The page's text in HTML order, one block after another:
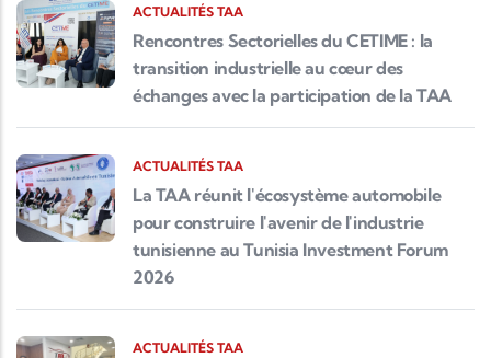
ACTUALITÉS TAA
Rencontres Sectorielles du CETIME : la
transition industrielle au cœur des
échanges avec la participation de la TAA
ACTUALITÉS TAA
La TAA réunit l'écosystème automobile
pour construire l'avenir de l'industrie
tunisienne au Tunisia Investment Forum
2026
ACTUALITÉS TAA